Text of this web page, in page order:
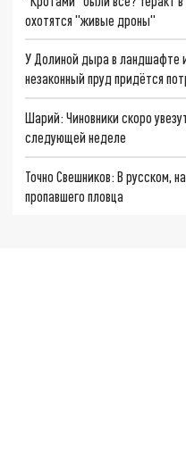
охотятся "живые дроны"
У Долиной дыра в ландшафте
незаконный пруд придётся
Шарий: Чиновники скоро
следующей неделе
Точно Свешников: В русском,
пропавшего пловца